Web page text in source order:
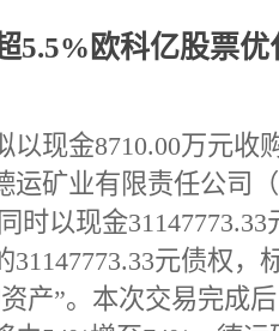
5.5%欧科亿股票优
以现金8710.00万元收
运矿业有限责任公司
时以现金31147773.33
元债权，
产”。本次交易完成